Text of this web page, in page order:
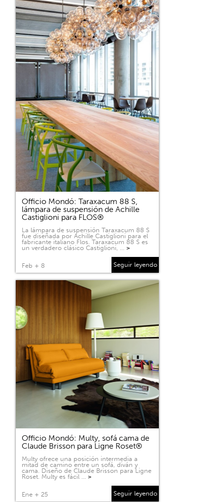
Officio Mondó: Taraxacum 88 S,
lámpara de suspensión de Achille
Castiglioni para FLOS®
La lámpara de suspensión Taraxacum 88 S
fue diseñada por Achille Castiglioni para el
fabricante italiano Flos. Taraxacum 88 S es
un verdadero clásico Castiglioni, … >
Feb + 8 Seguir leyendo
Officio Mondó: Multy, sofá cama de
Claude Brisson para Ligne Roset®
Multy ofrece una posición intermedia a
mitad de camino entre un sofá, diván y
cama. Diseño de Claude Brisson para Ligne
Roset. Multy es fácil … >
Ene + 25 Seguir leyendo